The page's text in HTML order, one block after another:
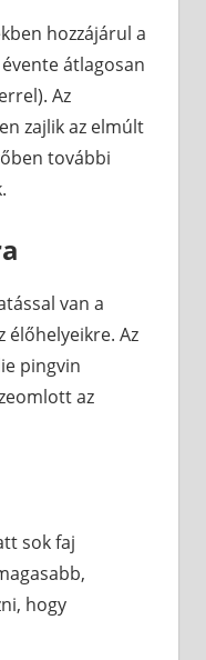
hozzájárul a
átlagosan
Az
zajlik az elmúlt
további
van a
élőhelyeikre. Az
pingvin
az
sok faj
hogy